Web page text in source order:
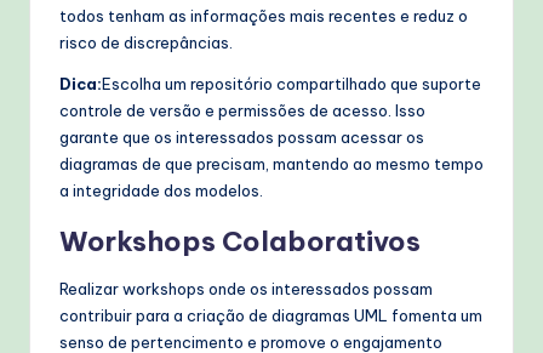
todos tenham as informações mais recentes e reduz o
risco de discrepâncias.
Dica:Escolha um repositório compartilhado que suporte
controle de versão e permissões de acesso. Isso
garante que os interessados possam acessar os
diagramas de que precisam, mantendo ao mesmo tempo
a integridade dos modelos.
Workshops Colaborativos
Realizar workshops onde os interessados possam
contribuir para a criação de diagramas UML fomenta um
senso de pertencimento e promove o engajamento